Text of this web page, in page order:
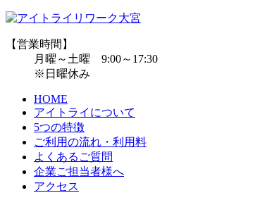
【営業時間】
月曜～土曜 9:00～17:30
※日曜休み
HOME
アイトライについて
5つの特徴
ご利用の流れ・利用料
よくあるご質問
企業ご担当者様へ
アクセス